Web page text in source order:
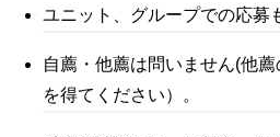
ユニット、グループでの応募
自薦・他薦は問いません(他
を得てください）。